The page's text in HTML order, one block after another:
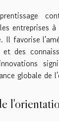
entreprises
Il favorise
et des
globale de